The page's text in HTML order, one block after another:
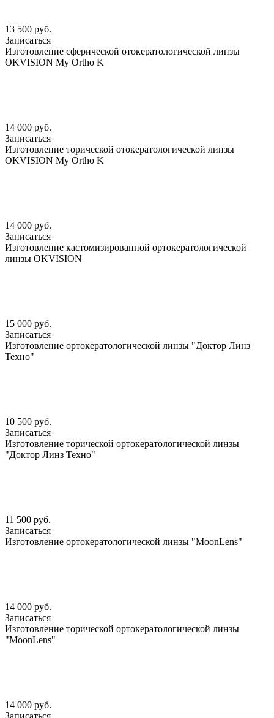
13 500 руб.
Записаться
Изготовление сферической отокератологической линзы
OKVISION My Ortho K
14 000 руб.
Записаться
Изготовление торической отокератологической линзы
OKVISION My Ortho K
14 000 руб.
Записаться
Изготовление кастомизированной ортокератологической
линзы OKVISION
15 000 руб.
Записаться
Изготовление ортокератологической линзы "Доктор Линз
Техно"
10 500 руб.
Записаться
Изготовление торической ортокератологической линзы
"Доктор Линз Техно"
11 500 руб.
Записаться
Изготовление ортокератологической линзы "MoonLens"
14 000 руб.
Записаться
Изготовление торической ортокератологической линзы
"MoonLens"
14 000 руб.
Записаться